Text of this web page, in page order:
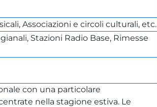
Associazioni e circoli culturali, etc.
Stazioni Radio Base, Rimesse
con una particolare
nella stagione estiva. Le